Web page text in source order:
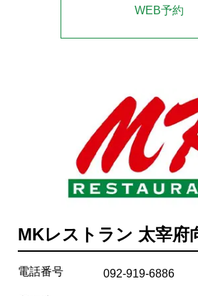
WEB予約
MKレストラン 太宰府
電話番号 092-919-6886